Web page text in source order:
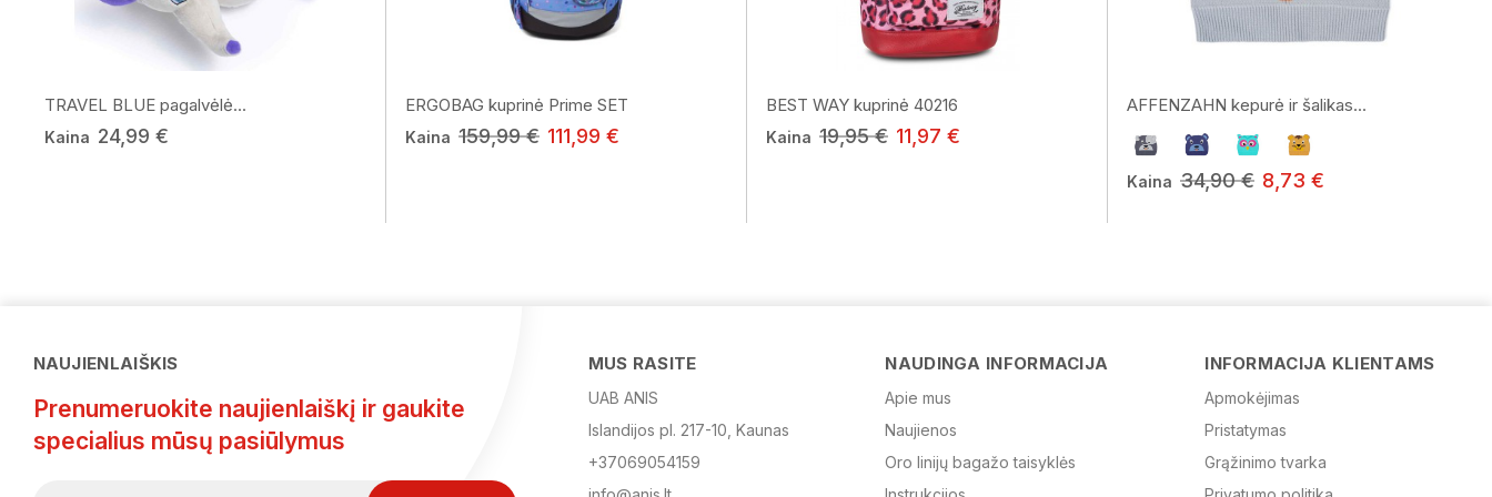
TRAVEL BLUE pagalvėlė...
Kaina 24,99 €
ERGOBAG kuprinė Prime SET
Kaina 159,99 € 111,99 €
BEST WAY kuprinė 40216
Kaina 19,95 € 11,97 €
AFFENZAHN kepurė ir šalikas...
Kaina 34,90 € 8,73 €
NAUJIENLAIŠKIS
Prenumeruokite naujienlaiškį ir gaukite
specialius mūsų pasiūlymus
MUS RASITE
UAB ANIS
Islandijos pl. 217-10, Kaunas
+37069054159
NAUDINGA INFORMACIJA
Apie mus
Naujienos
Oro linijų bagažo taisyklės
INFORMACIJA KLIENTAMS
Apmokėjimas
Pristatymas
Grąžinimo tvarka